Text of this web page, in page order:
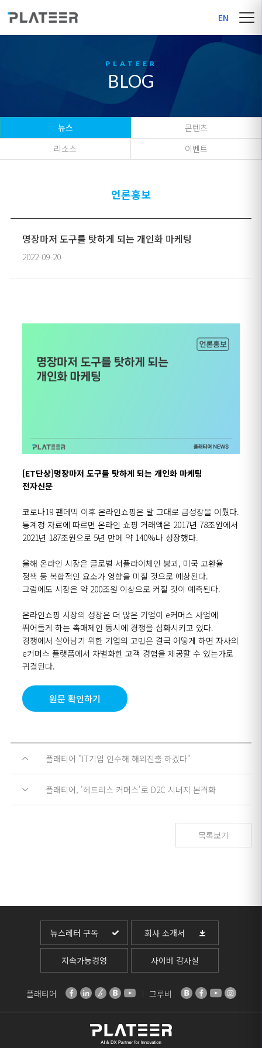
EN
BLOG
뉴스
콘텐츠
리소스
이벤트
언론홍보
명장마저 도구를 탓하게 되는 개인화 마케팅
2022-09-20
[ET단상]명장마저 도구를 탓하게 되는 개인화 마케팅
전자신문
코로나19 팬데믹 이후 온라인쇼핑은 말 그대로 급성장을 이뤘다.
통계청 자료에 따르면 온라인 쇼핑 거래액은 2017년 78조원에서
2021년 187조원으로 5년 만에 약 140%나 성장했다.
올해 온라인 시장은 글로벌 서플라이체인 붕괴, 미국 고환율
정책 등 복합적인 요소가 영향을 미칠 것으로 예상된다.
그럼에도 시장은 약 200조원 이상으로 커질 것이 예측된다.
온라인쇼핑 시장의 성장은 더 많은 기업이 e커머스 사업에
뛰어들게 하는 촉매제인 동시에 경쟁을 심화시키고 있다.
경쟁에서 살아남기 위한 기업의 고민은 결국 어떻게 하면 자사의
e커머스 플랫폼에서 차별화한 고객 경험을 제공할 수 있는가로
귀결된다.
원문 확인하기
플래티어 "IT기업 인수해 해외진출 하겠다"
플래티어, '헤드리스 커머스'로 D2C 시너지 본격화
목록보기
뉴스레터 구독 회사 소개서
지속가능경영 사이버 감사실
플래티어 그루비